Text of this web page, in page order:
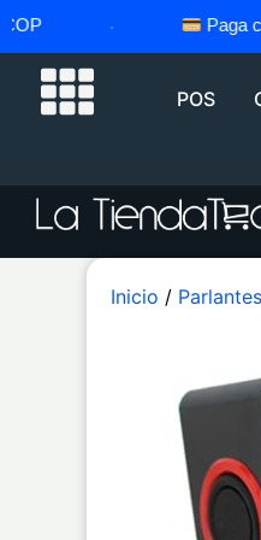
Paga con
POS
Inicio / Parlantes